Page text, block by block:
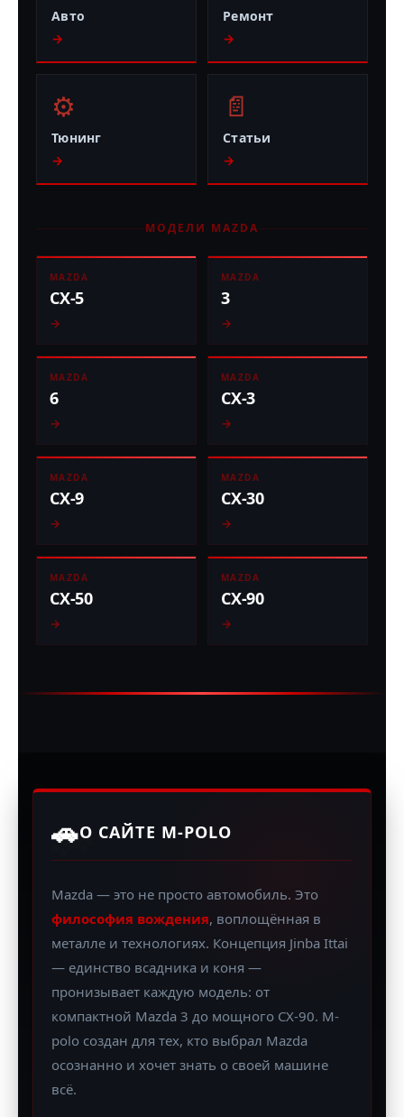
Авто
→
Ремонт
→
⚙️
Тюнинг
→
📄
Статьи
→
МОДЕЛИ MAZDA
MAZDA
CX-5
→
MAZDA
3
→
MAZDA
6
→
MAZDA
CX-3
→
MAZDA
CX-9
→
MAZDA
CX-30
→
MAZDA
CX-50
→
MAZDA
CX-90
→
🚗
🚗О САЙТЕ M-POLO
Mazda — это не просто автомобиль. Это
философия вождения, воплощённая в
металле и технологиях. Концепция Jinba Ittai
— единство всадника и коня —
пронизывает каждую модель: от
компактной Mazda 3 до мощного CX-90. M-
polo создан для тех, кто выбрал Mazda
осознанно и хочет знать о своей машине
всё.